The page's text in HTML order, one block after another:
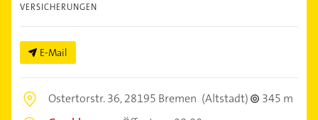
VERSICHERUNGEN
E-Mail
Ostertorstr. 36,28195 Bremen (Altstadt)
345 m